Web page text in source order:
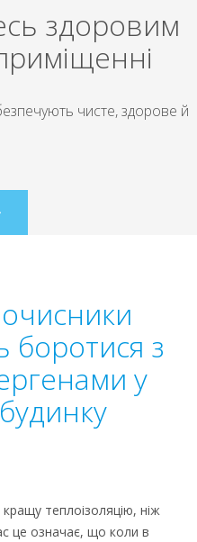
здоровим
чисте, здорове й
боротися з
у
теплоізоляцію, ніж
це означає, що коли в